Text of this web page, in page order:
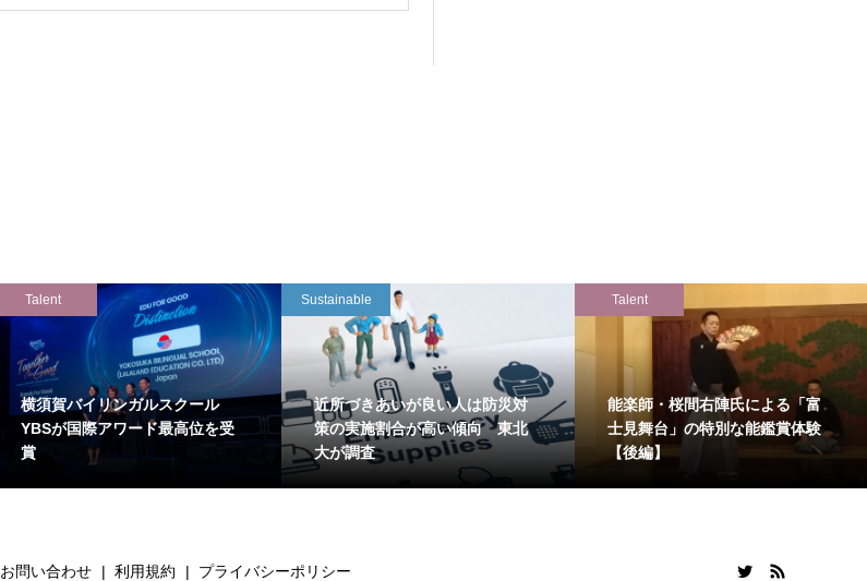
Talent
横須賀バイリンガルスクール
YBSが国際アワード最高位を受
賞
Sustainable
近所づきあいが良い人は防災対
策の実施割合が高い傾向 東北
大が調査
Talent
能楽師・桜間右陣氏による「富
士見舞台」の特別な能鑑賞体験
【後編】
お問い合わせ 利用規約 プライバシーポリシー